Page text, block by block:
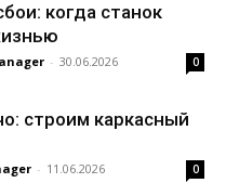
когда станок
- 30.06.2026 0
строим каркасный
- 11.06.2026 0